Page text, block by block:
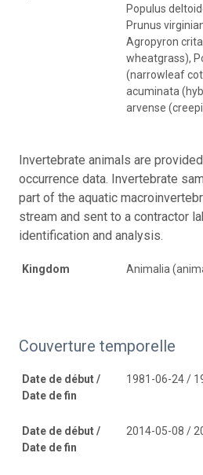
Populus
Prunus
Agropyron
wheatgrass),
(narrowleaf
acuminata
arvense
Invertebrate animals are
occurrence data. Invertebrate
part of the aquatic
stream and sent to a contractor
identification and analysis.
Kingdom Animalia
Couverture temporelle
Date de début /
Date de fin
1981-06-24 /
Date de début /
Date de fin
2014-05-08 /